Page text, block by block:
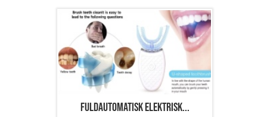
Fuldautomatisk elektrisk...